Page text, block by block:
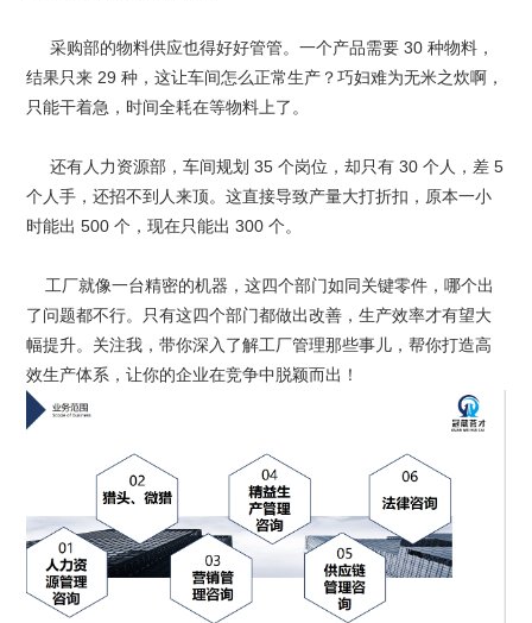
采购部的物料供应也得好好管管。一个产品需要 30 种物料，
结果只来 29 种，这让车间怎么正常生产？巧妇难为无米之炊啊，
只能干着急，时间全耗在等物料上了。
还有人力资源部，车间规划 35 个岗位，却只有 30 个人，差 5
个人手，还招不到人来顶。这直接导致产量大打折扣，原本一小
时能出 500 个，现在只能出 300 个。
工厂就像一台精密的机器，这四个部门如同关键零件，哪个出
了问题都不行。只有这四个部门都做出改善，生产效率才有望大
幅提升。关注我，带你深入了解工厂管理那些事儿，帮你打造高
效生产体系，让你的企业在竞争中脱颖而出！